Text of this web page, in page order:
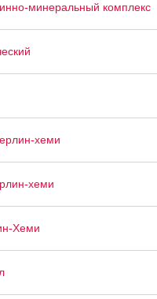
минеральный комплекс
хеми
хеми
Хеми